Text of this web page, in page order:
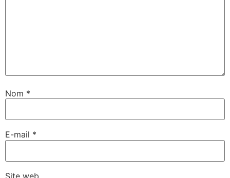
Nom *
E-mail *
Site web